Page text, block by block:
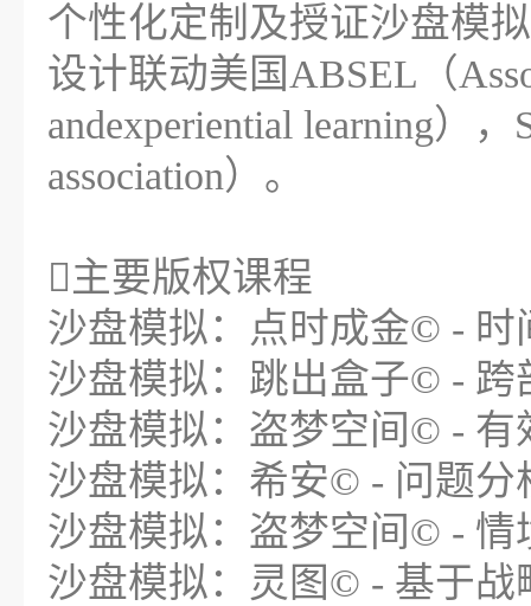
个性化定制及授证沙盘模
设计联动美国ABSEL（
andexperiential learning），
association）。
主要版权课程
沙盘模拟：点时成金© - 时
沙盘模拟：跳出盒子© - 跨
沙盘模拟：盗梦空间© - 有
沙盘模拟：希安© - 问题分
沙盘模拟：盗梦空间© - 情
沙盘模拟：灵图© - 基于